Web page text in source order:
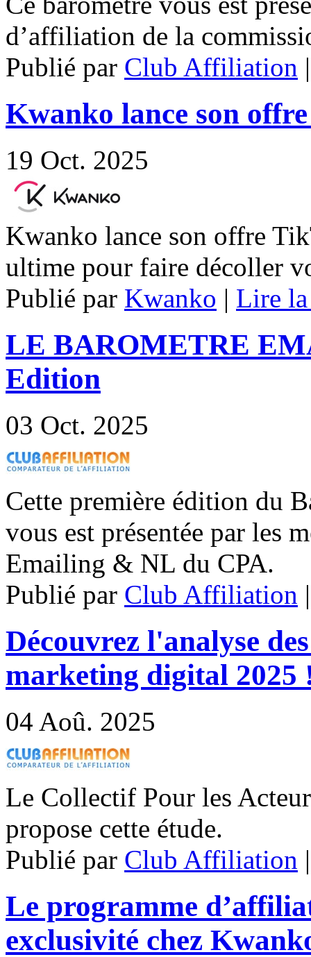
d’affiliation de la
Publié par Club Affiliation
Kwanko lance son
19 Oct. 2025
Kwanko lance son offre
ultime pour faire décoller
Publié par Kwanko | Lire
LE BAROMETRE
Edition
03 Oct. 2025
Cette première édition du
vous est présentée par les
Emailing & NL du CPA.
Publié par Club Affiliation
Découvrez l'analyse
marketing digital 2025
04 Aoû. 2025
Le Collectif Pour les
propose cette étude.
Publié par Club Affiliation
Le programme
exclusivité chez